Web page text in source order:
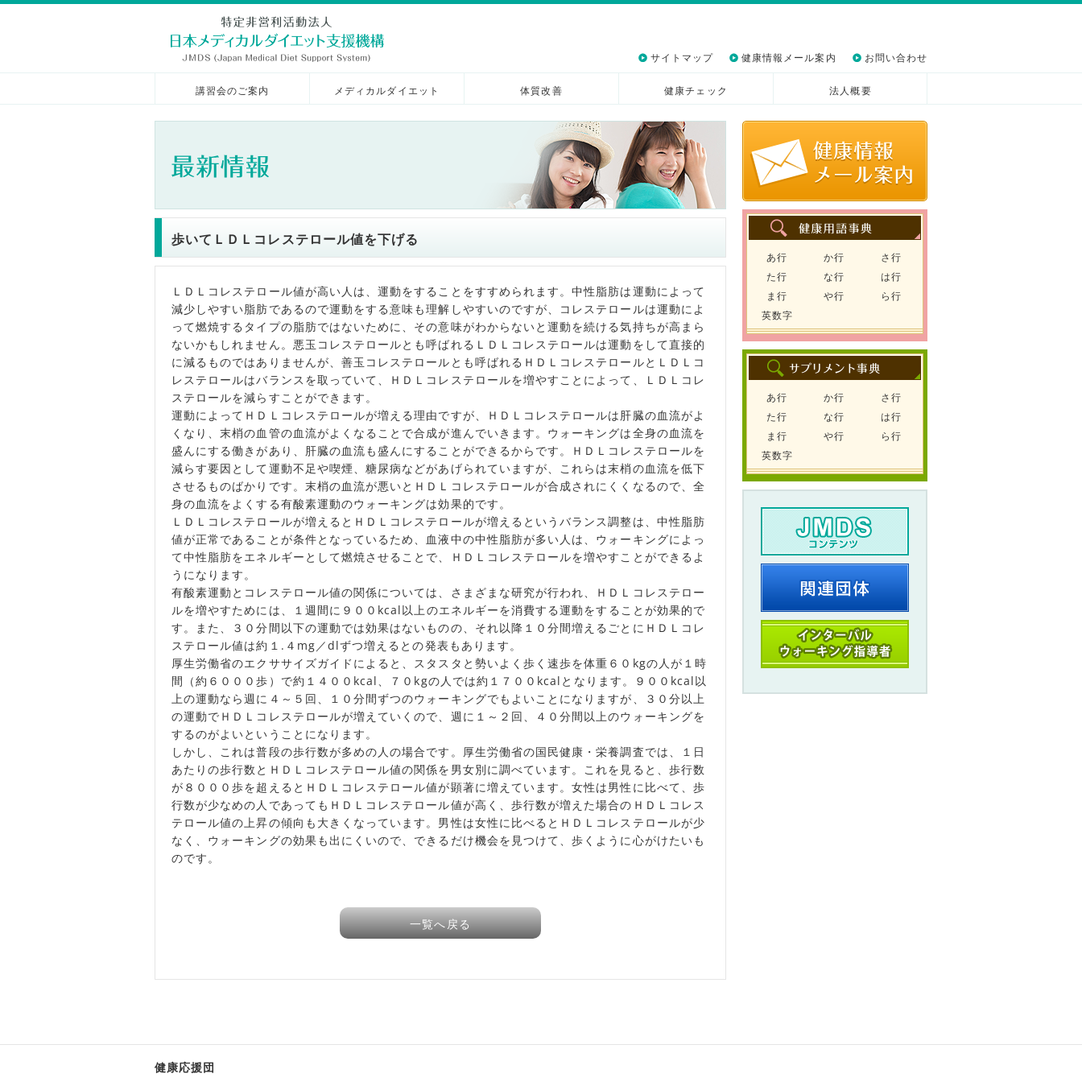
サイトマップ 健康情報メール案内 お問い合わせ
講習会のご案内 メディカルダイエット 体質改善 健康チェック 法人概要
歩いてＬＤＬコレステロール値を下げる
ＬＤＬコレステロール値が高い人は、運動をすることをすすめられます。中性脂肪は運動によって
減少しやすい脂肪であるので運動をする意味も理解しやすいのですが、コレステロールは運動によ
って燃焼するタイプの脂肪ではないために、その意味がわからないと運動を続ける気持ちが高まら
ないかもしれません。悪玉コレステロールとも呼ばれるＬＤＬコレステロールは運動をして直接的
に減るものではありませんが、善玉コレステロールとも呼ばれるＨＤＬコレステロールとＬＤＬコ
レステロールはバランスを取っていて、ＨＤＬコレステロールを増やすことによって、ＬＤＬコレ
ステロールを減らすことができます。
運動によってＨＤＬコレステロールが増える理由ですが、ＨＤＬコレステロールは肝臓の血流がよ
くなり、末梢の血管の血流がよくなることで合成が進んでいきます。ウォーキングは全身の血流を
盛んにする働きがあり、肝臓の血流も盛んにすることができるからです。ＨＤＬコレステロールを
減らす要因として運動不足や喫煙、糖尿病などがあげられていますが、これらは末梢の血流を低下
させるものばかりです。末梢の血流が悪いとＨＤＬコレステロールが合成されにくくなるので、全
身の血流をよくする有酸素運動のウォーキングは効果的です。
ＬＤＬコレステロールが増えるとＨＤＬコレステロールが増えるというバランス調整は、中性脂肪
値が正常であることが条件となっているため、血液中の中性脂肪が多い人は、ウォーキングによっ
て中性脂肪をエネルギーとして燃焼させることで、ＨＤＬコレステロールを増やすことができるよ
うになります。
有酸素運動とコレステロール値の関係については、さまざまな研究が行われ、ＨＤＬコレステロー
ルを増やすためには、１週間に９００kcal以上のエネルギーを消費する運動をすることが効果的で
す。また、３０分間以下の運動では効果はないものの、それ以降１０分間増えるごとにＨＤＬコレ
ステロール値は約１.４mg／dlずつ増えるとの発表もあります。
厚生労働省のエクササイズガイドによると、スタスタと勢いよく歩く速歩を体重６０kgの人が１時
間（約６０００歩）で約１４００kcal、７０kgの人では約１７００kcalとなります。９００kcal以
上の運動なら週に４～５回、１０分間ずつのウォーキングでもよいことになりますが、３０分以上
の運動でＨＤＬコレステロールが増えていくので、週に１～２回、４０分間以上のウォーキングを
するのがよいということになります。
しかし、これは普段の歩行数が多めの人の場合です。厚生労働省の国民健康・栄養調査では、１日
あたりの歩行数とＨＤＬコレステロール値の関係を男女別に調べています。これを見ると、歩行数
が８０００歩を超えるとＨＤＬコレステロール値が顕著に増えています。女性は男性に比べて、歩
行数が少なめの人であってもＨＤＬコレステロール値が高く、歩行数が増えた場合のＨＤＬコレス
テロール値の上昇の傾向も大きくなっています。男性は女性に比べるとＨＤＬコレステロールが少
なく、ウォーキングの効果も出にくいので、できるだけ機会を見つけて、歩くように心がけたいも
のです。
一覧へ戻る
あ行 か行
さ行
た行
な行
は行
ま行
や行
ら行
英数字
あ行 か行
さ行
た行
な行
は行
ま行
や行
ら行
英数字
健康応援団